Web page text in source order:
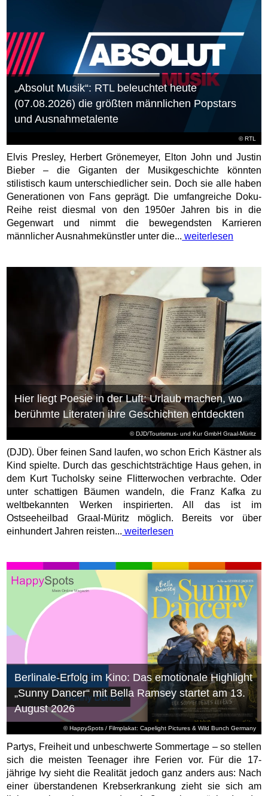
©RTL
„Absolut Musik“: RTL beleuchtet heute
(07.08.2026) die größten männlichen Popstars
und Ausnahmetalente
Elvis Presley, Herbert Grönemeyer, Elton John und Justin
Bieber – die Giganten der Musikgeschichte könnten
stilistisch kaum unterschiedlicher sein. Doch sie alle haben
Generationen von Fans geprägt. Die umfangreiche Doku-
Reihe reist diesmal von den 1950er Jahren bis in die
Gegenwart und nimmt die bewegendsten Karrieren
männlicher Ausnahmekünstler unter die... weiterlesen
© DJD/Tourismus- und Kur GmbH Graal-Müritz
Hier liegt Poesie in der Luft: Urlaub machen, wo
berühmte Literaten ihre Geschichten entdeckten
(DJD). Über feinen Sand laufen, wo schon Erich Kästner als
Kind spielte. Durch das geschichtsträchtige Haus gehen, in
dem Kurt Tucholsky seine Flitterwochen verbrachte. Oder
unter schattigen Bäumen wandeln, die Franz Kafka zu
weltbekannten Werken inspirierten. All das ist im
Ostseeheilbad Graal-Müritz möglich. Bereits vor über
einhundert Jahren reisten... weiterlesen
© HappySpots / Filmplakat: Capelight Pictures & Wild Bunch Germany
Berlinale-Erfolg im Kino: Das emotionale Highlight
„Sunny Dancer“ mit Bella Ramsey startet am 13.
August 2026
Partys, Freiheit und unbeschwerte Sommertage – so stellen
sich die meisten Teenager ihre Ferien vor. Für die 17-
jährige Ivy sieht die Realität jedoch ganz anders aus: Nach
einer überstandenen Krebserkrankung zieht sie sich am